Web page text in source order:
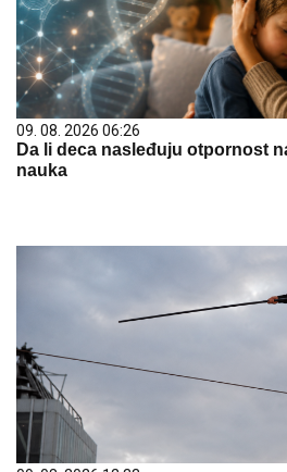
09. 08. 2026 06:26
Da li deca nasleđuju otpornost
nauka